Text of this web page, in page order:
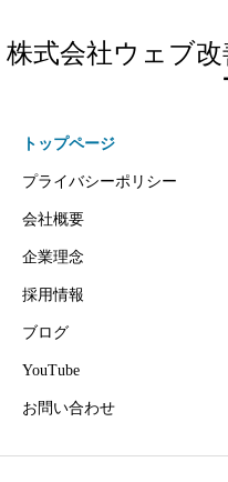
株式会社ウェブ
トップページ
プライバシーポリシー
会社概要
企業理念
採用情報
ブログ
YouTube
お問い合わせ